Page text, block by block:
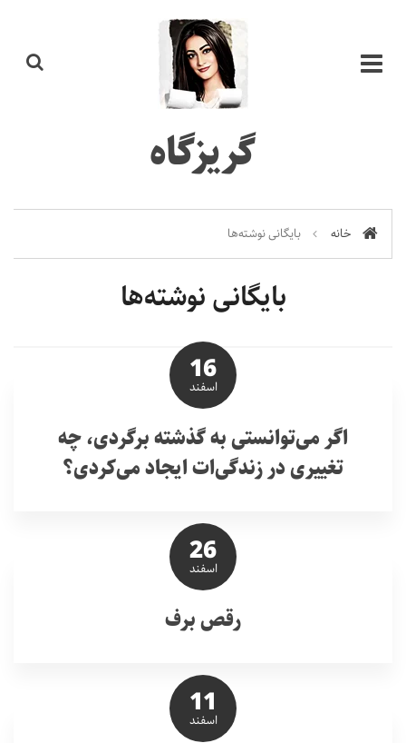
گریزگاه
خانه بایگانی نوشته‌ها
بایگانی نوشته‌ها
16
اسفند
اگر می‌توانستی به گذشته برگردی، چه
تغییری در زندگی‌ات ایجاد می‌کردی؟
26
اسفند
رقص برف
11
اسفند